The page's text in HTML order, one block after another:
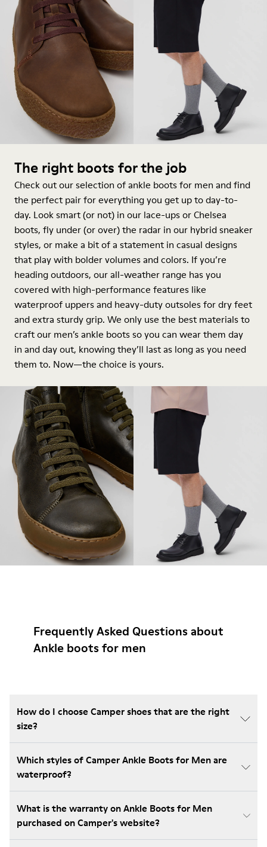
The right boots for the job
Check out our selection of ankle boots for men and find
the perfect pair for everything you get up to day-to-
day. Look smart (or not) in our lace-ups or Chelsea
boots, fly under (or over) the radar in our hybrid sneaker
styles, or make a bit of a statement in casual designs
that play with bolder volumes and colors. If you’re
heading outdoors, our all-weather range has you
covered with high-performance features like
waterproof uppers and heavy-duty outsoles for dry feet
and extra sturdy grip. We only use the best materials to
craft our men’s ankle boots so you can wear them day
in and day out, knowing they’ll last as long as you need
them to. Now—the choice is yours.
Frequently Asked Questions about
Ankle boots for men
How do I choose Camper shoes that are the right
size?
Which styles of Camper Ankle Boots for Men are
waterproof?
What is the warranty on Ankle Boots for Men
purchased on Camper's website?